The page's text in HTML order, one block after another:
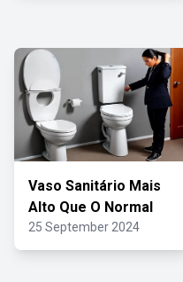
Vaso Sanitário Mais
Alto Que O Normal
25 September 2024